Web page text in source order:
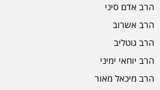
הרב אדם סיני
הרב אשרוב
הרב גוטליב
הרב יוחאי ימיני
הרב מיכאל מאור